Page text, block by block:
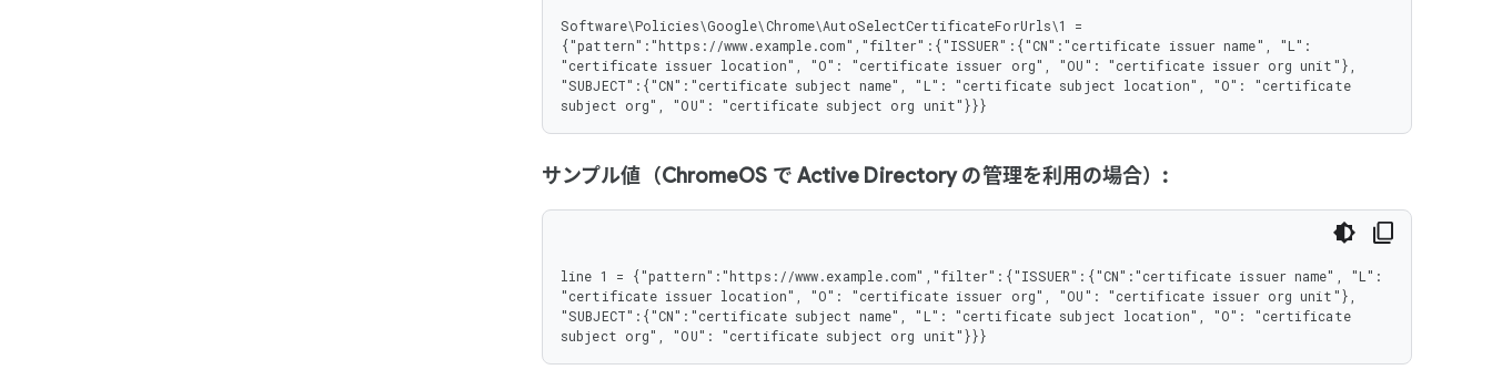
     "SUBJECT": {
      "properties": {
       "CN": {
        "type": "string"
       },
       "O": {
       }
      },
      "type": "object"
     }
    },
Software\Policies\Google\Chrome\AutoSelectCertificateForUrls\1 =
{"pattern":"https://www.example.com","filter":{"ISSUER":{"CN":"certificate issuer name", "L":
"certificate issuer location", "O": "certificate issuer org", "OU": "certificate issuer org unit"},
"SUBJECT":{"CN":"certificate subject name", "L": "certificate subject location", "O": "certificate
subject org", "OU": "certificate subject org unit"}}}
サンプル値（ChromeOS で Active Directory の管理を利用の場合）:
line 1 = {"pattern":"https://www.example.com","filter":{"ISSUER":{"CN":"certificate issuer name", "L":
"certificate issuer location", "O": "certificate issuer org", "OU": "certificate issuer org unit"},
"SUBJECT":{"CN":"certificate subject name", "L": "certificate subject location", "O": "certificate
subject org", "OU": "certificate subject org unit"}}}